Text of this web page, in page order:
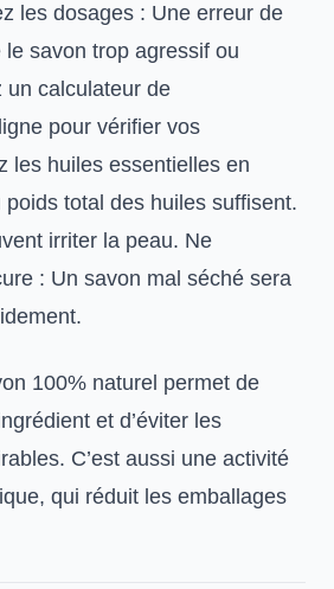
les dosages : Une erreur de
savon trop agressif ou
un calculateur de
pour vérifier vos
les huiles essentielles en
total des huiles suffisent.
irriter la peau. Ne
: Un savon mal séché sera
100% naturel permet de
et d’éviter les
C’est aussi une activité
qui réduit les emballages